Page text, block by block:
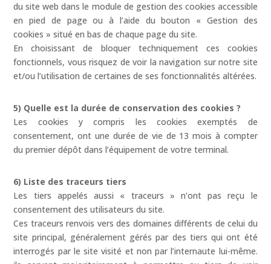
du site web dans le module de gestion des cookies accessible
en pied de page ou à l’aide du bouton « Gestion des
cookies » situé en bas de chaque page du site.
En choisissant de bloquer techniquement ces cookies
fonctionnels, vous risquez de voir la navigation sur notre site
et/ou l’utilisation de certaines de ses fonctionnalités altérées.
5) Quelle est la durée de conservation des cookies ?
Les cookies y compris les cookies exemptés de
consentement, ont une durée de vie de 13 mois à compter
du premier dépôt dans l’équipement de votre terminal.
6) Liste des traceurs tiers
Les tiers appelés aussi « traceurs » n’ont pas reçu le
consentement des utilisateurs du site.
Ces traceurs renvois vers des domaines différents de celui du
site principal, généralement gérés par des tiers qui ont été
interrogés par le site visité et non par l’internaute lui-même.